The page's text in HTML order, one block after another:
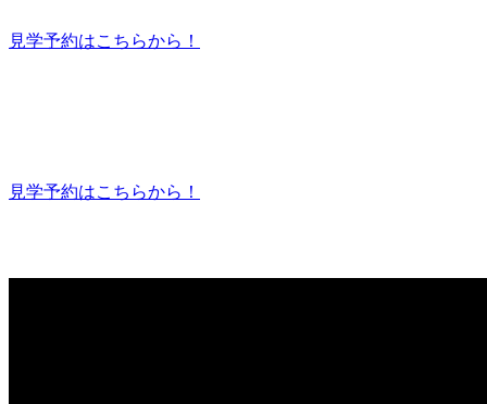
見学予約はこちらから！
見学予約はこちらから！